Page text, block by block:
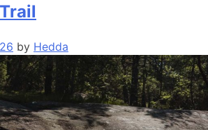
by Hedda